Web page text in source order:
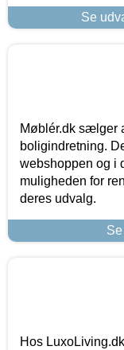
Se
Møblér.dk sælger
boligindretning.
webshoppen og i
muligheden for
deres udvalg.
Hos